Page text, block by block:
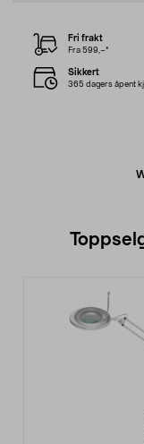
Fri frakt
Fra 599,–*
Sikkert
365 dagers åpent